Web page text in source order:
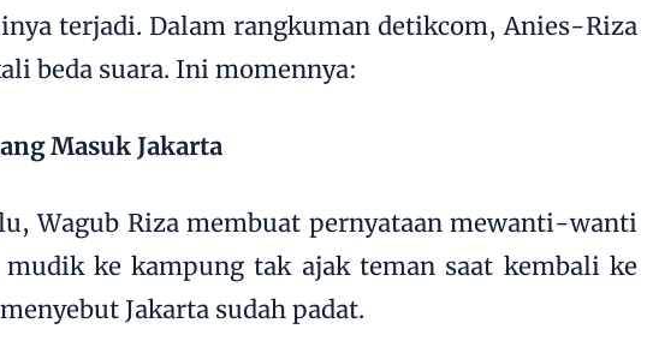
terjadi. Dalam rangkuman detikcom, Anies-Riza
beda suara. Ini momennya:
Masuk Jakarta
Wagub Riza membuat pernyataan mewanti-wanti
mudik ke kampung tak ajak teman saat kembali ke
Jakarta sudah padat.